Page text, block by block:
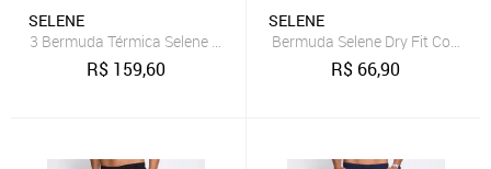
SELENE
3 Bermuda Térmica Selene Sem Costura Compressão Masculina
R$ 159,60
SELENE
Bermuda Selene Dry Fit Com
R$ 66,90